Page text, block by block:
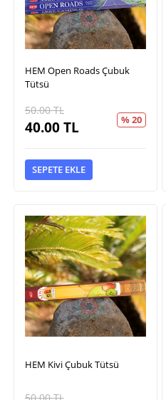
HEM Open Roads Çubuk
Tütsü
50.00TL
40.00TL % 20
SEPETE EKLE
HEM Kivi Çubuk Tütsü